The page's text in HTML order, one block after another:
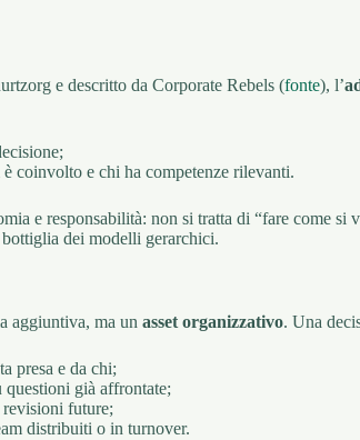
e descritto da Corporate Rebels (fonte), l’
coinvolto e chi ha competenze rilevanti.
e responsabilità: non si tratta di “fare come si
dei modelli gerarchici.
aggiuntiva, ma un asset organizzativo. Una
presa e da chi;
questioni già affrontate;
revisioni future;
distribuiti o in turnover.